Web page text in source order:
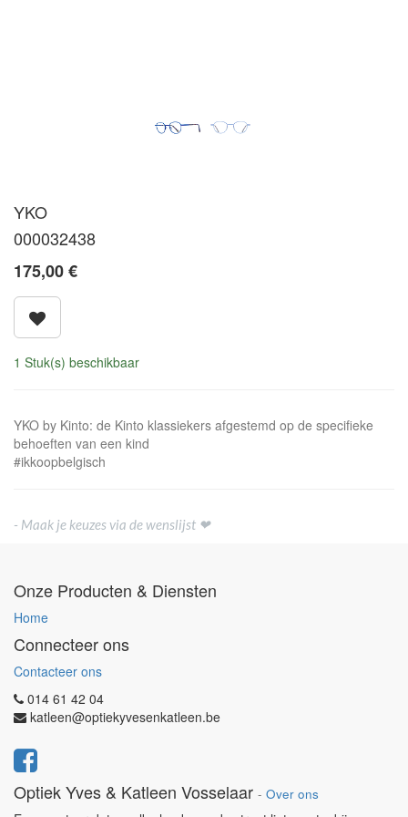
YKO
000032438
175,00€
1 Stuk(s) beschikbaar
YKO by Kinto: de Kinto klassiekers afgestemd op de specifieke
behoeften van een kind
#ikkoopbelgisch
- Maak je keuzes via de wenslijst ❤
Onze Producten & Diensten
Home
Connecteer ons
Contacteer ons
014 61 42 04
katleen@optiekyvesenkatleen.be
Optiek Yves & Katleen Vosselaar - Over ons